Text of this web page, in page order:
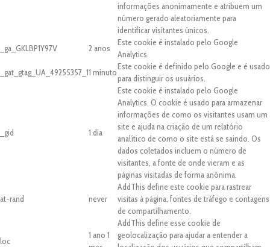
informações anonimamente e atribuem um
número gerado aleatoriamente para
identificar visitantes únicos.
_ga_GKLBP1Y97V
2 anos
Este cookie é instalado pelo Google
Analytics.
_gat_gtag_UA_49255357_11 minuto
Este cookie é definido pelo Google e é usado
para distinguir os usuários.
_gid 1 dia
Este cookie é instalado pelo Google
Analytics. O cookie é usado para armazenar
informações de como os visitantes usam um
site e ajuda na criação de um relatório
analítico de como o site está se saindo. Os
dados coletados incluem o número de
visitantes, a fonte de onde vieram e as
páginas visitadas de forma anônima.
at-rand never
AddThis define este cookie para rastrear
visitas à página, fontes de tráfego e contagens
de compartilhamento.
loc
1 ano 1
AddThis define esse cookie de
geolocalização para ajudar a entender a